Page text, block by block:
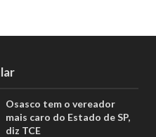
Osasco tem o vereador
mais caro do Estado de SP,
diz TCE